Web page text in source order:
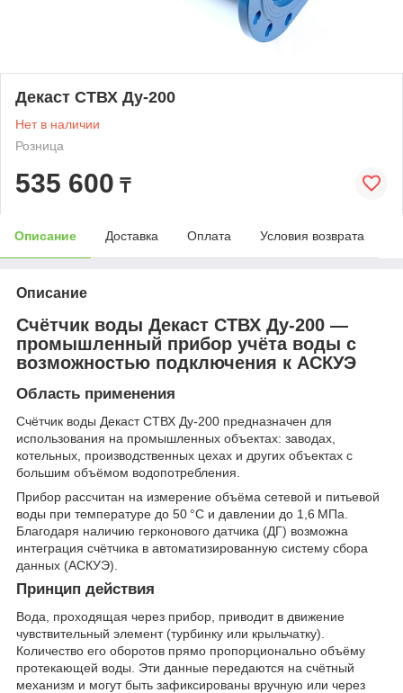
Декаст СТВХ Ду-200
Нет в наличии
Розница
535 600 ₸
Описание Доставка Оплата Условия возврата
Описание
Счётчик воды Декаст СТВХ Ду‑200 —
промышленный прибор учёта воды с
возможностью подключения к АСКУЭ
Область применения
Счётчик воды Декаст СТВХ Ду‑200 предназначен для
использования на промышленных объектах: заводах,
котельных, производственных цехах и других объектах с
большим объёмом водопотребления.
Прибор рассчитан на измерение объёма сетевой и питьевой
воды при температуре до 50 °C и давлении до 1,6 МПа.
Благодаря наличию герконового датчика (ДГ) возможна
интеграция счётчика в автоматизированную систему сбора
данных (АСКУЭ).
Принцип действия
Вода, проходящая через прибор, приводит в движение
чувствительный элемент (турбинку или крыльчатку).
Количество его оборотов прямо пропорционально объёму
протекающей воды. Эти данные передаются на счётный
механизм и могут быть зафиксированы вручную или через